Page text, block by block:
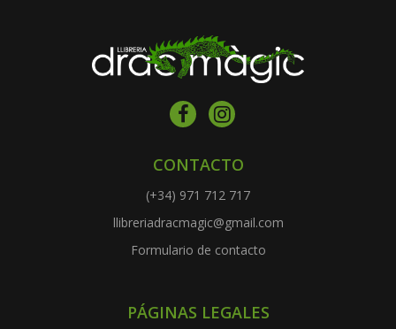
CONTACTO
(+34) 971 712 717
llibreriadracmagic@gmail.com
Formulario de contacto
PÁGINAS LEGALES